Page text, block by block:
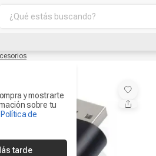
estás buscando?
1.
Audífonos Con Bluetooth
3.
Ipad
Iphone 17
Camaras Seguridad
y mostrarte
sobre tu
Política de
tarde